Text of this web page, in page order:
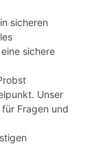
sicheren
sichere
Unser
Fragen und